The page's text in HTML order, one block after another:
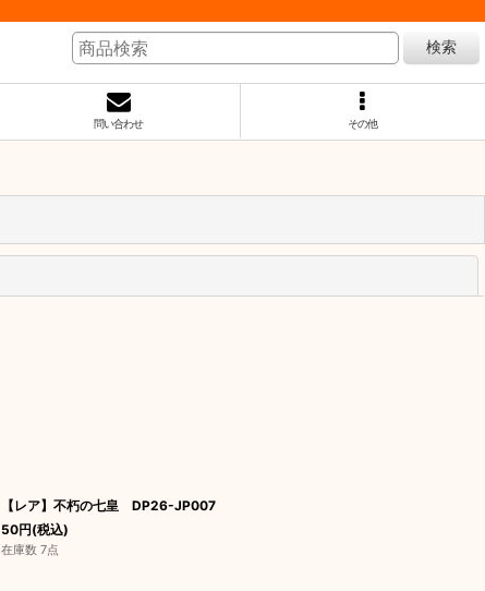
検索
問い合わせ その他
【レア】不朽の七皇 DP26-JP007
50円(税込)
在庫数 7点